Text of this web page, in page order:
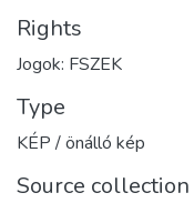
Rights
Jogok: FSZEK
Type
KÉP / önálló kép
Source collection